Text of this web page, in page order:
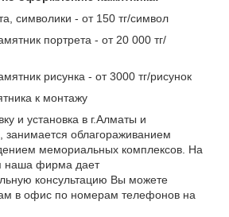
символики - от 150 тг/символ
портрета - от 20 000 тг/
рисунка - от 3000 тг/рисунок
к монтажу
и установка в г.Алматы и
занимается облагораживанием
мемориальных комплексов. На
наша фирма дает
консультацию Вы можете
в офис по номерам телефонов на